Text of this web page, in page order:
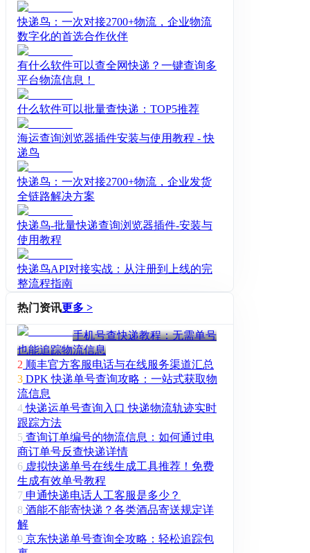
快递鸟：一次对接2700+物流，企业物流
数字化的首选合作伙伴
有什么软件可以查全网快递？一键查询多
平台物流信息！
什么软件可以批量查快递：TOP5推荐
海运查询浏览器插件安装与使用教程 - 快
递鸟
快递鸟：一次对接2700+物流，企业发货
全链路解决方案
快递鸟-批量快递查询浏览器插件-安装与
使用教程
快递鸟API对接实战：从注册到上线的完
整流程指南
热门资讯更多 >
手机号查快递教程：无需单号
也能追踪物流信息
2 顺丰官方客服电话与在线服务渠道汇总
3 DPK 快递单号查询攻略：一站式获取物
流信息
4 快递运单号查询入口 快递物流轨迹实时
跟踪方法
5 查询订单编号的物流信息：如何通过电
商订单号反查快递详情
6 虚拟快递单号在线生成工具推荐！免费
生成有效单号教程
7 申通快递电话人工客服是多少？
8 酒能不能寄快递？各类酒品寄送规定详
解
9 京东快递单号查询全攻略：轻松追踪包